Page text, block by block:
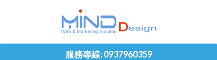
服務專線: 0937960359